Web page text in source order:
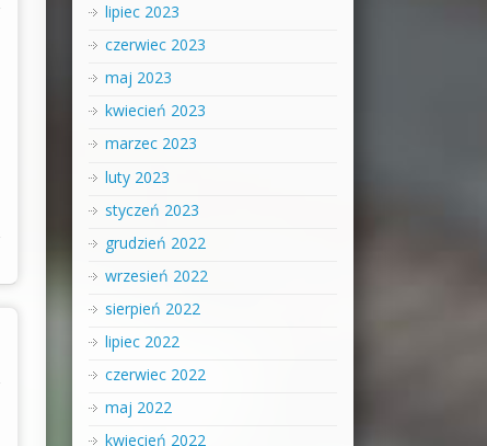
lipiec 2023
czerwiec 2023
maj 2023
kwiecień 2023
marzec 2023
luty 2023
styczeń 2023
grudzień 2022
wrzesień 2022
sierpień 2022
lipiec 2022
czerwiec 2022
maj 2022
kwiecień 2022